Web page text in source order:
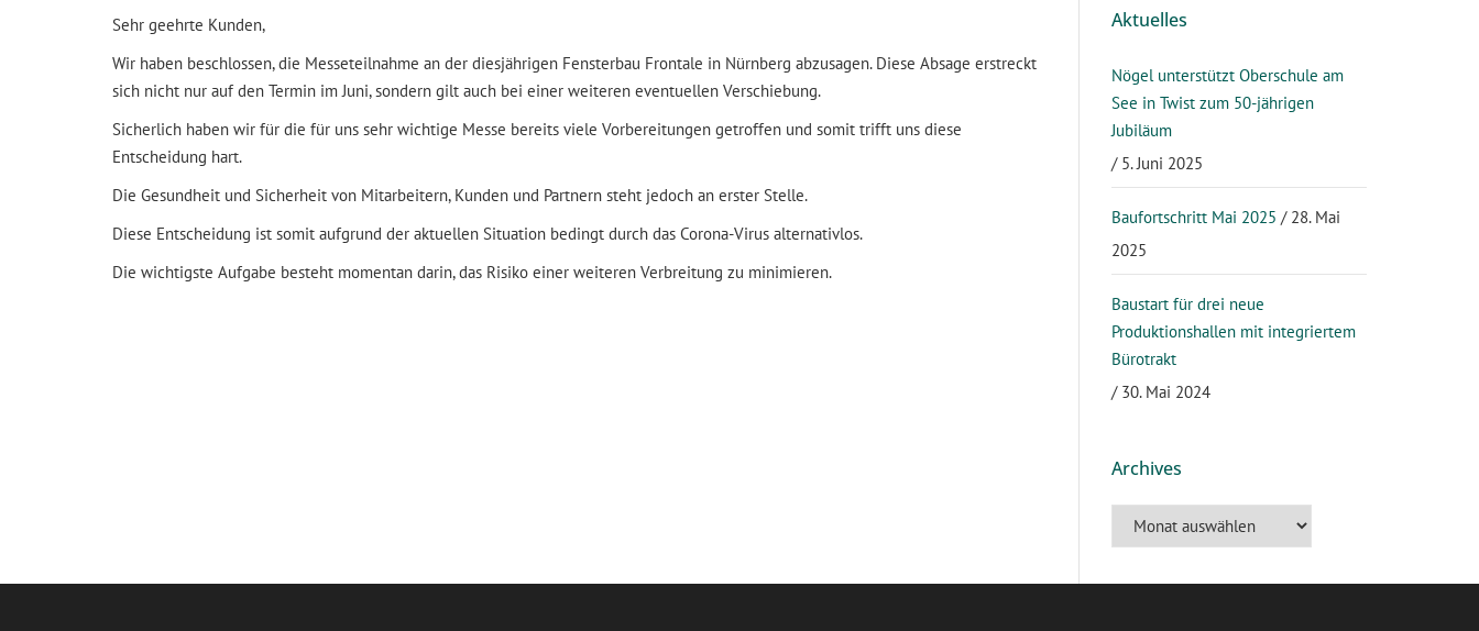
Klebebänder
Fensterbau
Bauhandwerk
Betriebsbedarf
Sponsoring
Zertifikate ISO 9001:2015
Dokument anfordernDuales Studium
Initiativbewerbung
Sehr geehrte Kunden,
Wir haben beschlossen, die Messeteilnahme an der diesjährigen Fensterbau Frontale in Nürnberg abzusagen. Diese Absage erstreckt
sich nicht nur auf den Termin im Juni, sondern gilt auch bei einer weiteren eventuellen Verschiebung.
Sicherlich haben wir für die für uns sehr wichtige Messe bereits viele Vorbereitungen getroffen und somit trifft uns diese
Entscheidung hart.
Die Gesundheit und Sicherheit von Mitarbeitern, Kunden und Partnern steht jedoch an erster Stelle.
Diese Entscheidung ist somit aufgrund der aktuellen Situation bedingt durch das Corona-Virus alternativlos.
Die wichtigste Aufgabe besteht momentan darin, das Risiko einer weiteren Verbreitung zu minimieren.
Aktuelles
Nögel unterstützt Oberschule am
See in Twist zum 50-jährigen
Jubiläum
5. Juni 2025
Baufortschritt Mai 2025
28. Mai
2025
Baustart für drei neue
Produktionshallen mit integriertem
Bürotrakt
30. Mai 2024
Archives
Archives